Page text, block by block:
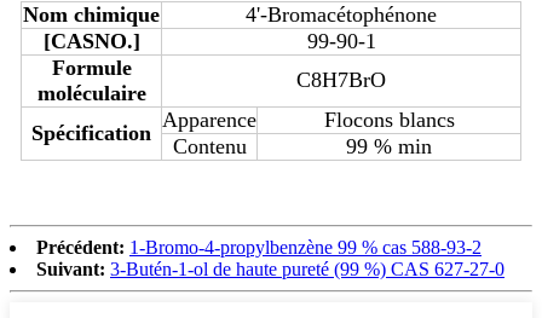
Nom chimique
4'-Bromacétophénone
[CASNO.]
99-90-1
Formule
moléculaire
C8H7BrO
Spécification
Apparence
Flocons blancs
Contenu
99 % min
Précédent: 1-Bromo-4-propylbenzène 99 % cas 588-93-2
Suivant: 3-Butén-1-ol de haute pureté (99 %) CAS 627-27-0